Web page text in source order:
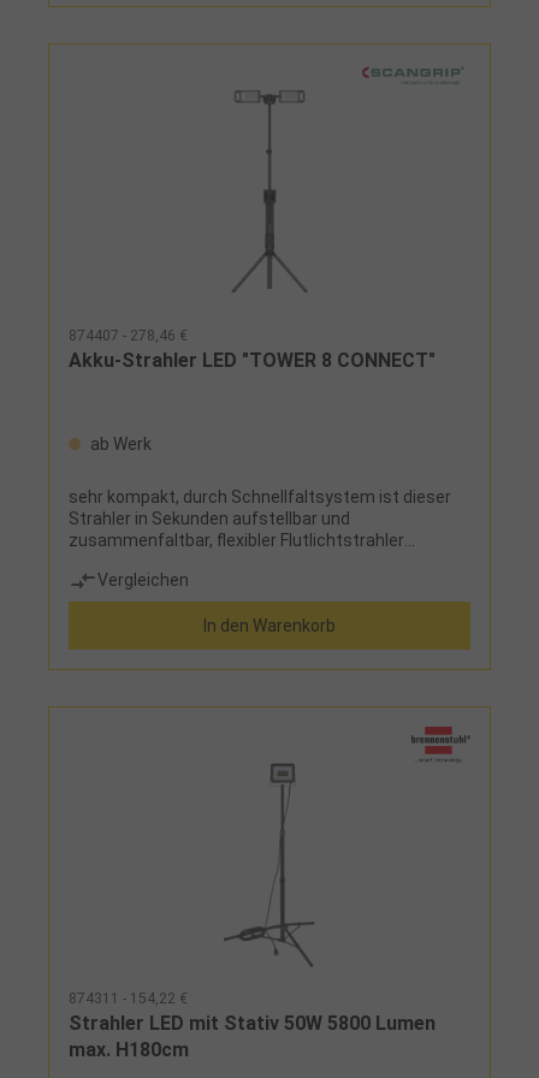
Abstand: 110 x 100 cmBestrahlungsstärke in 80 cm
mW/cm²Härtefläche in 80 cm Abstand: 135 x 130
cmUV-Wellenlänge: 395-400 cmEinsatz: für sehr
schnelle und effiziente UV-Härtung von großen
874407 - 278,46 €
Akku-Strahler LED "TOWER 8 CONNECT"
ab Werk
sehr kompakt, durch Schnellfaltsystem ist dieser
Strahler in Sekunden aufstellbar und
zusammenfaltbar, flexibler Flutlichtstrahler
Beleuchtungswinkel um 360° zu drehen, Betrieb
wahlweise mit Akku 18 V Metabo/CAS-System, mit
Akku 18 V/20 V anderer führender
Elektrowerkzeugmarken unter Verwendung des
Adapters "CONNECTOR" (Art.-Nr. 8753851...) oder
Dimmfunktion in 2 Stufen, Lieferung ohne Akku und
StromversorgungLieferumfang: Strahler mit Stativ
Vergleichen
In den Warenkorb
874311 - 154,22 €
Strahler LED mit Stativ 50W 5800 Lumen
max. H180cm